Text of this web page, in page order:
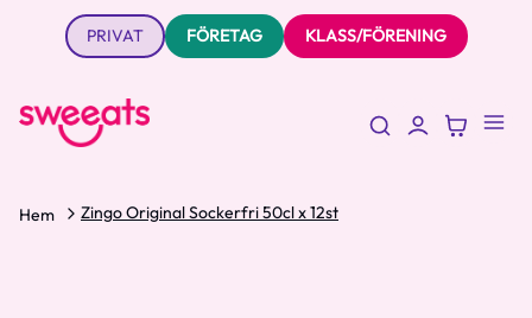
PRIVAT FÖRETAG KLASS/FÖRENING
Hem Zingo Original Sockerfri 50cl x 12st